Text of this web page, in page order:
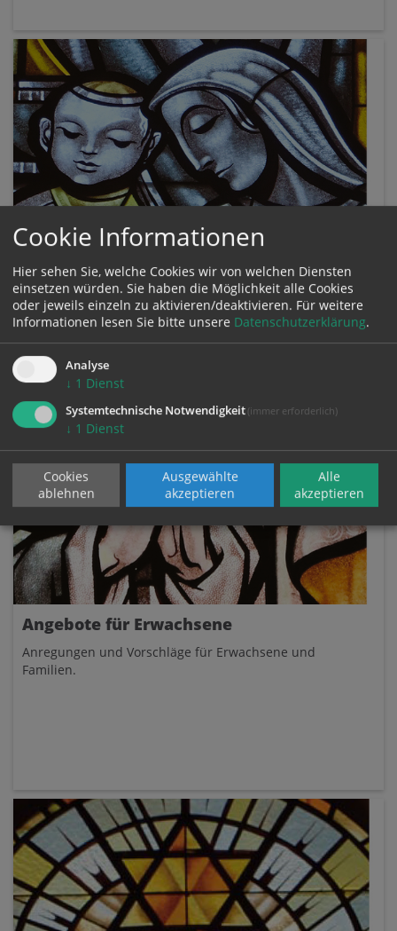
Angebote für Kinder
Verschiedene Bastel- und Feiervorschläge sowie
pfarrliche Aktivitäten.
Angebote für Erwachsene
Anregungen und Vorschläge für Erwachsene und
Familien.
Cookie Informationen
Hier sehen Sie, welche Cookies wir von welchen Diensten
einsetzen würden. Sie haben die Möglichkeit alle Cookies
oder jeweils einzeln zu aktivieren/deaktivieren. Für weitere
Informationen lesen Sie bitte unsere Datenschutzerklärung.
Analyse
↓ 1 Dienst
Systemtechnische Notwendigkeit (immer erforderlich)
↓ 1 Dienst
Cookies
ablehnen
Ausgewählte
akzeptieren
Alle
akzeptieren